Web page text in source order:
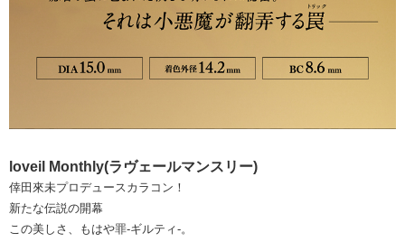
loveil Monthly(ラヴェールマンスリー)
倖田來未プロデュースカラコン！
新たな伝説の開幕
この美しさ、もはや罪-ギルティ-。